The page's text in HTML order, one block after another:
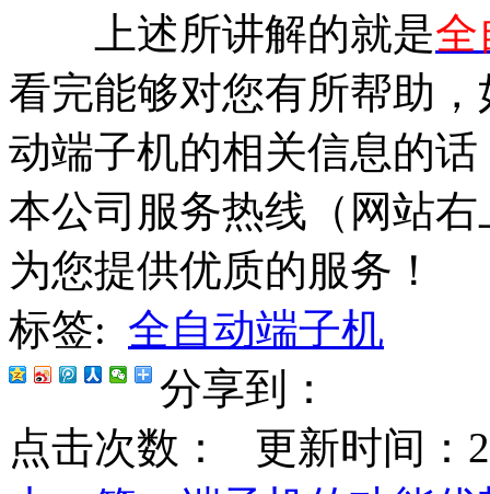
上述所讲解的就是全
看完能够对您有所帮助
动端子机的相关信息的
本公司服务热线（网站
为您提供优质的服务！
标签: 全自动端子机
分享到：
点击次数：
更新时间：